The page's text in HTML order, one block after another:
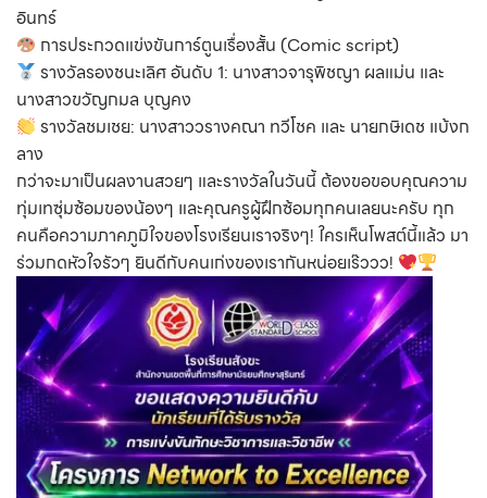
อินทร์
การประกวดแข่งขันการ์ตูนเรื่องสั้น (Comic script)
รางวัลรองชนะเลิศ อันดับ 1: นางสาวจารุพิชญา ผลแม่น และ
นางสาวขวัญกมล บุญคง
รางวัลชมเชย: นางสาววรางคณา ทวีโชค และ นายกษิเดช แบ้งก
ลาง
กว่าจะมาเป็นผลงานสวยๆ และรางวัลในวันนี้ ต้องขอขอบคุณความ
ทุ่มเทซุ่มซ้อมของน้องๆ และคุณครูผู้ฝึกซ้อมทุกคนเลยนะครับ ทุก
คนคือความภาคภูมิใจของโรงเรียนเราจริงๆ! ใครเห็นโพสต์นี้แล้ว มา
ร่วมกดหัวใจรัวๆ ยินดีกับคนเก่งของเรากันหน่อยเร๊ววว!